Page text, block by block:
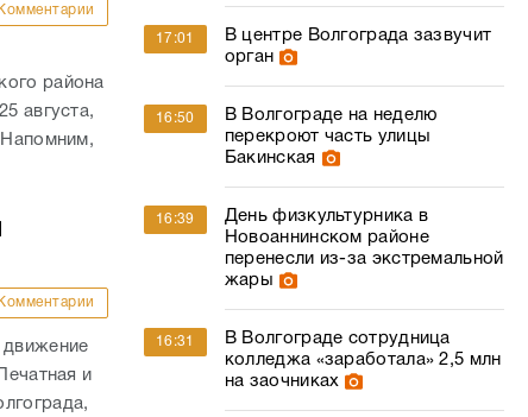
Комментарии
района
августа,
Комментарии
движение
и
17:01
В центре Волгограда зазвучит
орган
16:50
В Волгограде на неделю
перекроют часть улицы
Бакинская
16:39
День физкультурника в
Новоаннинском районе
перенесли из-за экстремальной
жары
16:31
В Волгограде сотрудница
колледжа «заработала» 2,5 млн
на заочниках